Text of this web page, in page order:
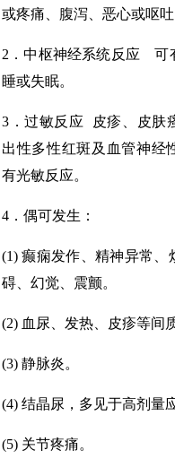
或疼痛、腹泻、恶心或呕吐
2．中枢神经系统反应 可
睡或失眠。
3．过敏反应 皮疹、皮肤
出性多性红斑及血管神经
有光敏反应。
4．偶可发生：
(1) 癫痫发作、精神异常、
碍、幻觉、震颤。
(2) 血尿、发热、皮疹等间
(3) 静脉炎。
(4) 结晶尿，多见于高剂量
(5) 关节疼痛。